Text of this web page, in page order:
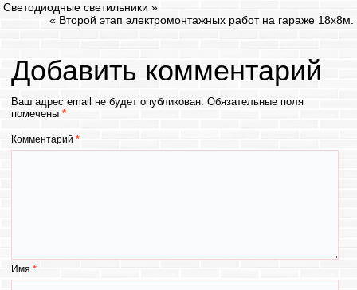
Светодиодные светильники »
« Второй этап электромонтажных работ на гараже 18х8м.
Добавить комментарий
Ваш адрес email не будет опубликован. Обязательные поля
помечены*
Комментарий*
Имя*